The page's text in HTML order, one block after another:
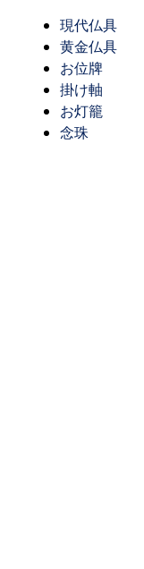
現代仏具
黄金仏具
お位牌
掛け軸
お灯籠
念珠